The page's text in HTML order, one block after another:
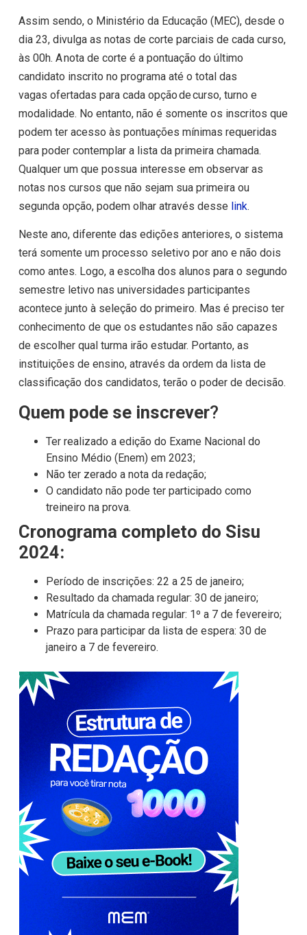
Assim sendo, o Ministério da Educação (MEC), desde o
dia 23, divulga as notas de corte parciais de cada curso,
às 00h. A nota de corte é a pontuação do último
candidato inscrito no programa até o total das
vagas ofertadas para cada opção de curso, turno e
modalidade. No entanto, não é somente os inscritos que
podem ter acesso às pontuações mínimas requeridas
para poder contemplar a lista da primeira chamada.
Qualquer um que possua interesse em observar as
notas nos cursos que não sejam sua primeira ou
segunda opção, podem olhar através desse link.
Neste ano, diferente das edições anteriores, o sistema
terá somente um processo seletivo por ano e não dois
como antes. Logo, a escolha dos alunos para o segundo
semestre letivo nas universidades participantes
acontece junto à seleção do primeiro. Mas é preciso ter
conhecimento de que os estudantes não são capazes
de escolher qual turma irão estudar. Portanto, as
instituições de ensino, através da ordem da lista de
classificação dos candidatos, terão o poder de decisão.
Quem pode se inscrever?
Ter realizado a edição do Exame Nacional do
Ensino Médio (Enem) em 2023;
Não ter zerado a nota da redação;
O candidato não pode ter participado como
treineiro na prova.
Cronograma completo do Sisu
2024:
Período de inscrições: 22 a 25 de janeiro;
Resultado da chamada regular: 30 de janeiro;
Matrícula da chamada regular: 1º a 7 de fevereiro;
Prazo para participar da lista de espera: 30 de
janeiro a 7 de fevereiro.